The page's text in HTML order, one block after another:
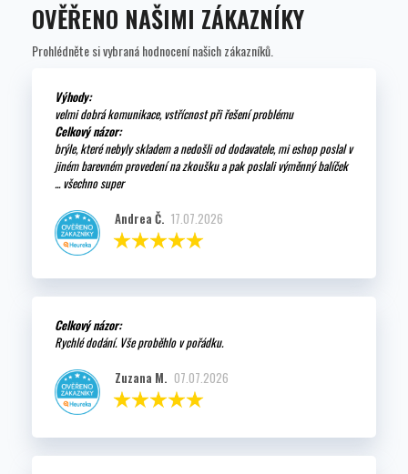
OVĚŘENO NAŠIMI ZÁKAZNÍKY
Prohlédněte si vybraná hodnocení našich zákazníků.
Výhody:
velmi dobrá komunikace, vstřícnost při řešení problému
Celkový názor:
brýle, které nebyly skladem a nedošli od dodavatele, mi eshop poslal v
jiném barevném provedení na zkoušku a pak poslali výměnný balíček
... všechno super
Andrea Č. 17.07.2026
Celkový názor:
Rychlé dodání. Vše proběhlo v pořádku.
Zuzana M. 07.07.2026